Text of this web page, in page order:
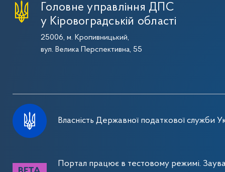
Головне управління ДПС
у Кіровоградській області
25006, м. Кропивницький,
вул. Велика Перспективна, 55
Власність Державної податкової служби
Портал працює в тестовому режимі.